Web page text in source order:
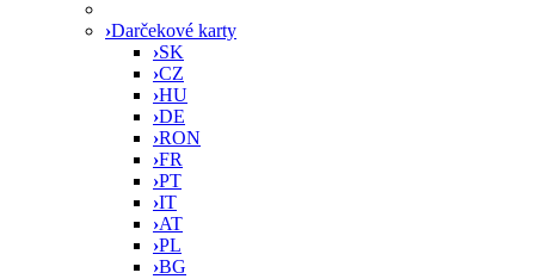
›Darčekové karty
›SK
›CZ
›HU
›DE
›RON
›FR
›PT
›IT
›AT
›PL
›BG